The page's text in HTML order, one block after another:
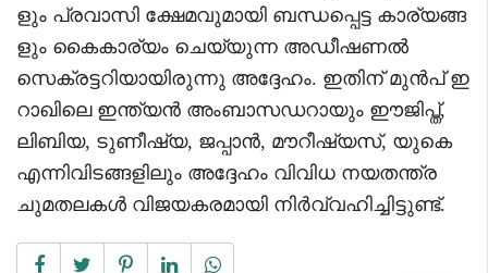
ളും പ്രവാസി ക്ഷേമവുമായി ബന്ധപ്പെട്ട കാര്യങ്ങ
ളും കൈകാര്യം ചെയ്യുന്ന അഡീഷണൽ
സെക്രട്ടറിയായിരുന്നു അദ്ദേഹം. ഇതിന് മുൻപ് ഇ
റാഖിലെ ഇന്ത്യൻ അംബാസഡറായും ഈജിപ്ത്,
ലിബിയ, ടുണീഷ്യ, ജപ്പാൻ, മൗറീഷ്യസ്, യുകെ
എന്നിവിടങ്ങളിലും അദ്ദേഹം വിവിധ നയതന്ത്ര
ചുമതലകൾ വിജയകരമായി നിർവ്വഹിച്ചിട്ടുണ്ട്.